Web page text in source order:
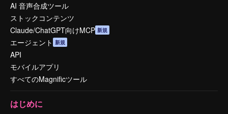
AI 音声合成ツール
ストックコンテンツ
Claude/ChatGPT向けMCP 新規
エージェント 新規
API
モバイルアプリ
すべてのMagnificツール
はじめに